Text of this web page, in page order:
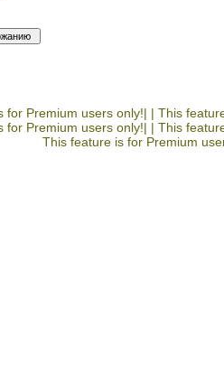
for Premium users only!| | This
for Premium users only!| | This
This feature is for Premium